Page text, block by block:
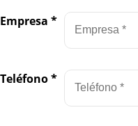
Empresa *
Teléfono*